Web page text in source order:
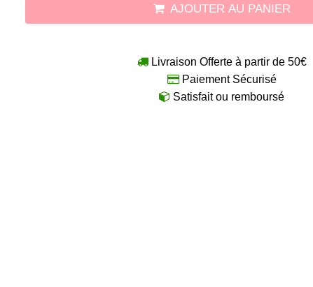
AJOUTER AU PANIER
Livraison Offerte à partir de 50€
Paiement Sécurisé
Satisfait ou remboursé